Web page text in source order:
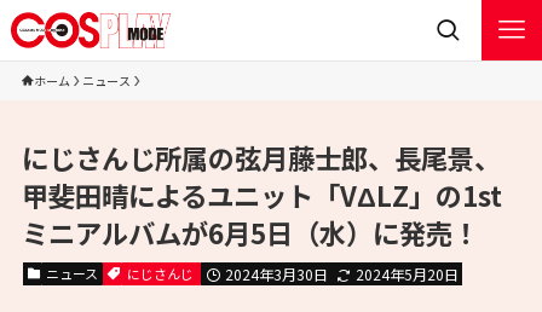
ホーム ニュース
にじさんじ所属の弦月藤士郎、長尾景、
甲斐田晴によるユニット「VΔLZ」の1st
ミニアルバムが6月5日（水）に発売！
ニュース にじさんじ 2024年3月30日 2024年5月20日